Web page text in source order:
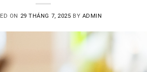
ON 29 THÁNG 7, 2025 BY ADMIN